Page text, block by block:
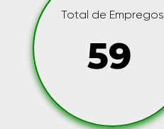
Total de Empregos
59